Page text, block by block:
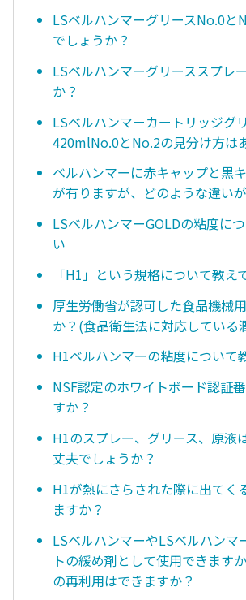
LSベルハンマーグリースNo.0と
でしょうか？
LSベルハンマーグリーススプレ
か？
LSベルハンマーカートリッジグ
420mlNo.0とNo.2の見分け方は
ベルハンマーに赤キャップと黒
が有りますが、どのような違い
LSベルハンマーGOLDの粘度に
い
「H1」という規格について教え
厚生労働省が認可した食品機械
か？(食品衛生法に対応している
H1ベルハンマーの粘度について
NSF認定のホワイトボード認証
すか？
H1のスプレー、グリース、原液
丈夫でしょうか？
H1が熱にさらされた際に出てく
ますか？
LSベルハンマーやLSベルハンマ
トの緩め剤として使用できます
の再利用はできますか？